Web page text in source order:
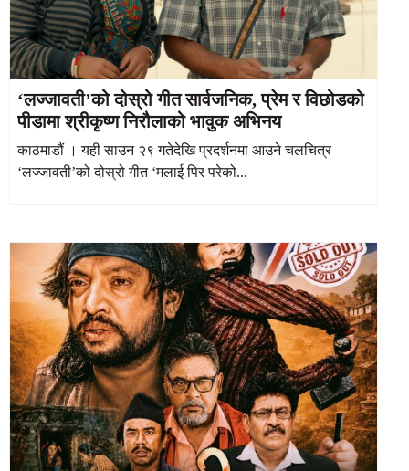
‘लज्जावती’को दोस्रो गीत सार्वजनिक, प्रेम र विछोडको
पीडामा श्रीकृष्ण निरौलाको भावुक अभिनय
काठमाडौं । यही साउन २९ गतेदेखि प्रदर्शनमा आउने चलचित्र
‘लज्जावती’को दोस्रो गीत ‘मलाई पिर परेको...